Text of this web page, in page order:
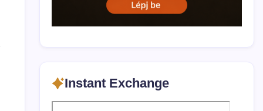
Instant Exchange